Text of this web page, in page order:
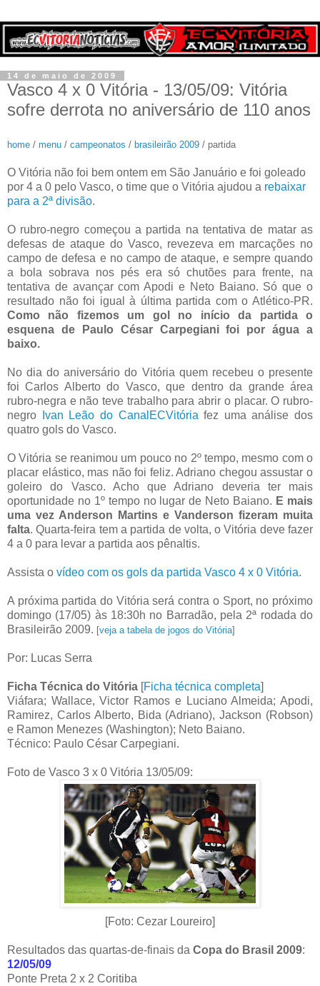
14 de maio de 2009
Vasco 4 x 0 Vitória - 13/05/09: Vitória
sofre derrota no aniversário de 110 anos
home / menu / campeonatos / brasileirão 2009 / partida
O Vitória não foi bem ontem em São Januário e foi goleado
por 4 a 0 pelo Vasco, o time que o Vitória ajudou a rebaixar
para a 2ª divisão.
O rubro-negro começou a partida na tentativa de matar as
defesas de ataque do Vasco, revezeva em marcações no
campo de defesa e no campo de ataque, e sempre quando
a bola sobrava nos pés era só chutões para frente, na
tentativa de avançar com Apodi e Neto Baiano. Só que o
resultado não foi igual à última partida com o Atlético-PR.
Como não fizemos um gol no início da partida o
esquena de Paulo César Carpegiani foi por água a
baixo.
No dia do aniversário do Vitória quem recebeu o presente
foi Carlos Alberto do Vasco, que dentro da grande área
rubro-negra e não teve trabalho para abrir o placar. O rubro-
negro
Ivan Leão do CanalECVitória fez uma análise dos
quatro gols do Vasco.
O Vitória se reanimou um pouco no 2º tempo, mesmo com o
placar elástico, mas não foi feliz. Adriano chegou assustar o
goleiro do Vasco. Acho que Adriano deveria ter mais
oportunidade no 1º tempo no lugar de Neto Baiano. E mais
uma vez Anderson Martins e Vanderson fizeram muita
falta. Quarta-feira tem a partida de volta, o Vitória deve fazer
4 a 0 para levar a partida aos pênaltis.
Assista o vídeo com os gols da partida Vasco 4 x 0 Vitória.
A próxima partida do Vitória será contra o Sport, no próximo
domingo (17/05) às 18:30h no Barradão, pela 2ª rodada do
Brasileirão 2009. [veja a tabela de jogos do Vitória]
Por: Lucas Serra
Ficha Técnica do Vitória [Ficha técnica completa]
Viáfara; Wallace, Victor Ramos e Luciano Almeida; Apodi,
Ramirez, Carlos Alberto, Bida (Adriano), Jackson (Robson)
e Ramon Menezes (Washington); Neto Baiano.
Técnico: Paulo César Carpegiani.
Foto de Vasco 3 x 0 Vitória 13/05/09:
[Foto: Cezar Loureiro]
Resultados das quartas-de-finais da Copa do Brasil 2009:
12/05/09
Ponte Preta 2 x 2 Coritiba